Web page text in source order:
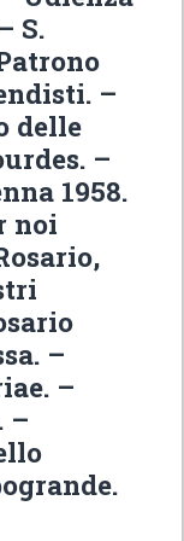
S.
–
delle
–
1958.
noi
–
–
–